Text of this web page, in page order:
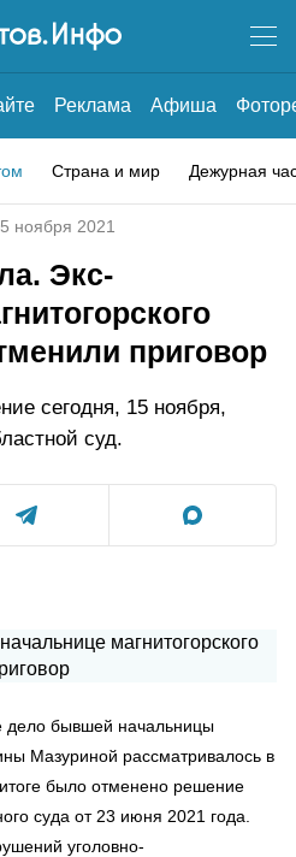
Реклама Афиша
Страна и мир Дежурная
ноября 2021
Экс-
приговор
сегодня, 15 ноября,
суд.
дело бывшей начальницы
Мазуриной рассматривалось в
было отменено решение
суда от 23 июня 2021 года.
уголовно-